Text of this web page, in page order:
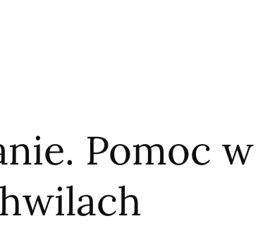
Pomoc w